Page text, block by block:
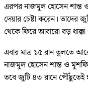
এরপর নাজমুল হোসেন শান্ত ও
দেয়ার চেষ্টা করেন। তাদের
থেকে ফিরে আবারো বড় ধাক্কা
এবার মাত্র ১৫ রান তুলতে
নাজমুল হোসেন শান্ত ও
তবে জুটি ৪৩ রানে পৌঁছুতেই